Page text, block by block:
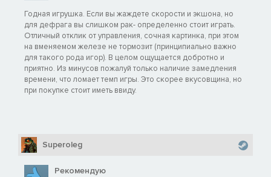
Годная игрушка. Если вы жаждете скорости и экшона, но
для дефрага вы слишком рак- определенно стоит играть.
Отличный отклик от управления, сочная картинка, при этом
на вменяемом железе не тормозит (принципиально важно
для такого рода игор). В целом ощущается добротно и
приятно. Из минусов пожалуй только наличие замедления
времени, что ломает темп игры. Это скорее вкусовщина, но
при покупке стоит иметь ввиду.
Superoleg
Рекомендую